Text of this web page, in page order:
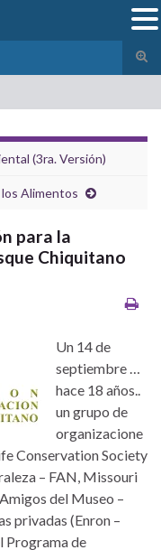
el
(3ra. Versión)
Alimentos
para la
Chiquitano
Un 14 de
septiembre …
hace 18 años..
un grupo de
organizacione
Conservation Society
– FAN, Missouri
del Museo –
privadas (Enron –
Programa de